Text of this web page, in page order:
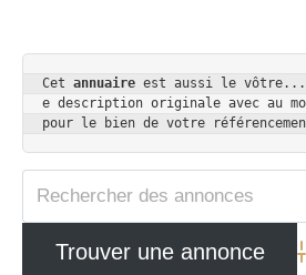
Cet annuaire est aussi le vôtre...
e description originale avec au
pour le bien de votre